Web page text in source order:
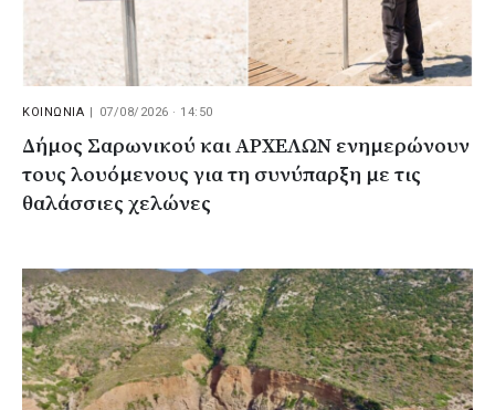
ΚΟΙΝΩΝΙΑ 07/08/2026 · 14:50
Δήμος Σαρωνικού και ΑΡΧΕΛΩΝ ενημερώνουν
τους λουόμενους για τη συνύπαρξη με τις
θαλάσσιες χελώνες